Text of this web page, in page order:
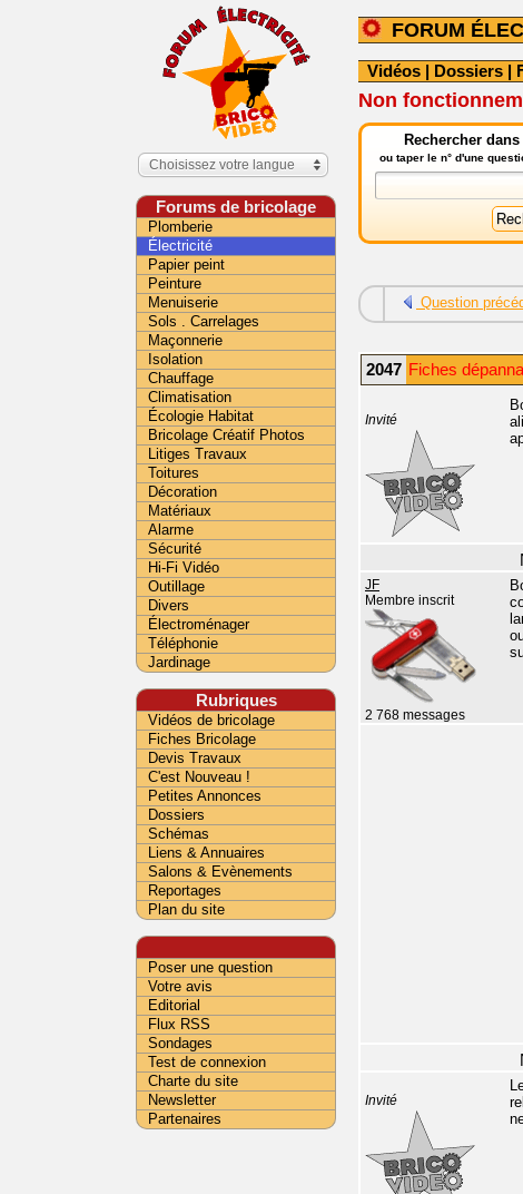
FORUM
Vidéos | Dossiers |
Non
Rechercher
ou taper le n° d'une
Question
2047 Fiches
Invité
JF
Membre inscrit
2 768 messages
Invité
Choisissez votre langue
Forums de bricolage
Plomberie
Électricité
Papier peint
Peinture
Menuiserie
Sols . Carrelages
Maçonnerie
Isolation
Chauffage
Climatisation
Écologie Habitat
Bricolage Créatif Photos
Litiges Travaux
Toitures
Décoration
Matériaux
Alarme
Sécurité
Hi-Fi Vidéo
Outillage
Divers
Électroménager
Téléphonie
Jardinage
Rubriques
Vidéos de bricolage
Fiches Bricolage
Devis Travaux
C'est Nouveau !
Petites Annonces
Dossiers
Schémas
Liens & Annuaires
Salons & Evènements
Reportages
Plan du site
Poser une question
Votre avis
Editorial
Flux RSS
Sondages
Test de connexion
Charte du site
Newsletter
Partenaires